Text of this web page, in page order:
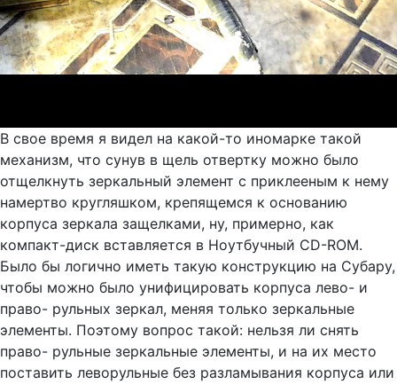
В свое время я видел на какой-то иномарке такой
механизм, что сунув в щель отвертку можно было
отщелкнуть зеркальный элемент с приклееным к нему
намертво кругляшком, крепящемся к основанию
корпуса зеркала защелками, ну, примерно, как
компакт-диск вставляется в Ноутбучный CD-ROM.
Было бы логично иметь такую конструкцию на Субару,
чтобы можно было унифицировать корпуса лево- и
право- рульных зеркал, меняя только зеркальные
элементы. Поэтому вопрос такой: нельзя ли снять
право- рульные зеркальные элементы, и на их место
поставить леворульные без разламывания корпуса или